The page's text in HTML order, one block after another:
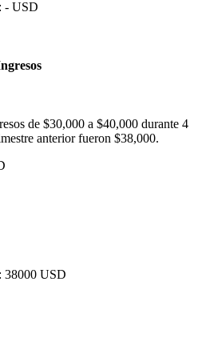
- USD
de $30,000 a $40,000 durante 4
anterior fueron $38,000.
38000 USD